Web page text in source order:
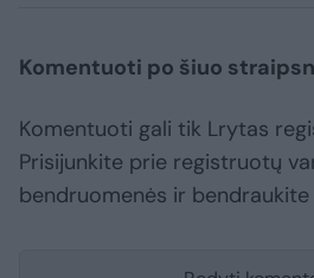
Komentuoti po šiuo
Komentuoti gali tik Lrytas
Prisijunkite prie registruotų
bendruomenės ir